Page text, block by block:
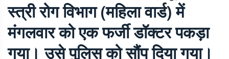
स्त्री रोग विभाग (महिला वार्ड) में
मंगलवार को एक फर्जी डॉक्टर पकड़ा
गया। उसे पुलिस को सौंप दिया गया।